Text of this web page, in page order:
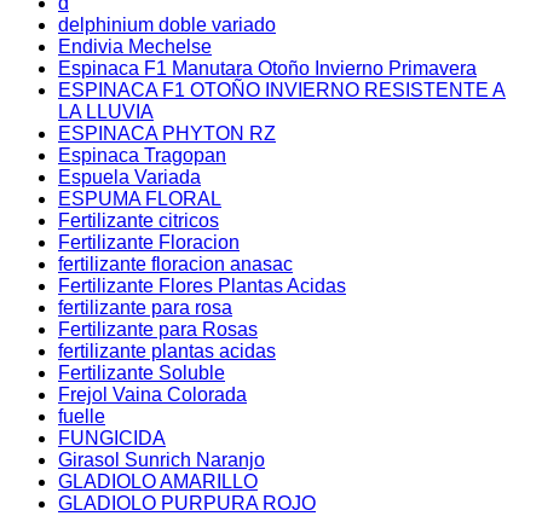
delphinium doble variado
Endivia Mechelse
Espinaca F1 Manutara Otoño Invierno Primavera
ESPINACA F1 OTOÑO INVIERNO RESISTENTE A
LA LLUVIA
ESPINACA PHYTON RZ
Espinaca Tragopan
Espuela Variada
ESPUMA FLORAL
Fertilizante citricos
Fertilizante Floracion
fertilizante floracion anasac
Fertilizante Flores Plantas Acidas
fertilizante para rosa
Fertilizante para Rosas
fertilizante plantas acidas
Fertilizante Soluble
Frejol Vaina Colorada
fuelle
FUNGICIDA
Girasol Sunrich Naranjo
GLADIOLO AMARILLO
GLADIOLO PURPURA ROJO